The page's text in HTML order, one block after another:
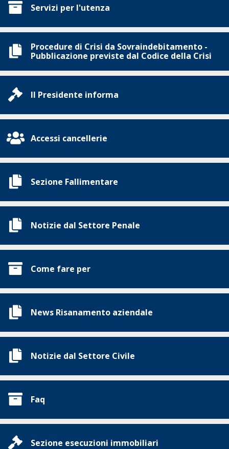
Servizi per l'utenza
Procedure di Crisi da Sovraindebitamento -
Pubblicazione previste dal Codice della Crisi
Il Presidente informa
Accessi cancellerie
Sezione Fallimentare
Notizie dal Settore Penale
Come fare per
News Risanamento aziendale
Notizie dal Settore Civile
Faq
Sezione esecuzioni immobiliari